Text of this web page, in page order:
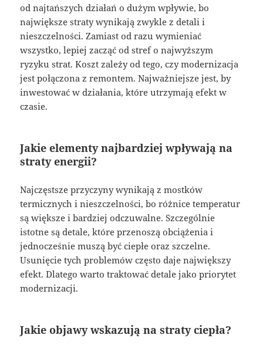
od najtańszych działań o dużym wpływie, bo
największe straty wynikają zwykle z detali i
nieszczelności. Zamiast od razu wymieniać
wszystko, lepiej zacząć od stref o najwyższym
ryzyku strat. Koszt zależy od tego, czy modernizacja
jest połączona z remontem. Najważniejsze jest, by
inwestować w działania, które utrzymają efekt w
czasie.
Jakie elementy najbardziej wpływają na
straty energii?
Najczęstsze przyczyny wynikają z mostków
termicznych i nieszczelności, bo różnice temperatur
są większe i bardziej odczuwalne. Szczególnie
istotne są detale, które przenoszą obciążenia i
jednocześnie muszą być ciepłe oraz szczelne.
Usunięcie tych problemów często daje największy
efekt. Dlatego warto traktować detale jako priorytet
modernizacji.
Jakie objawy wskazują na straty ciepła?